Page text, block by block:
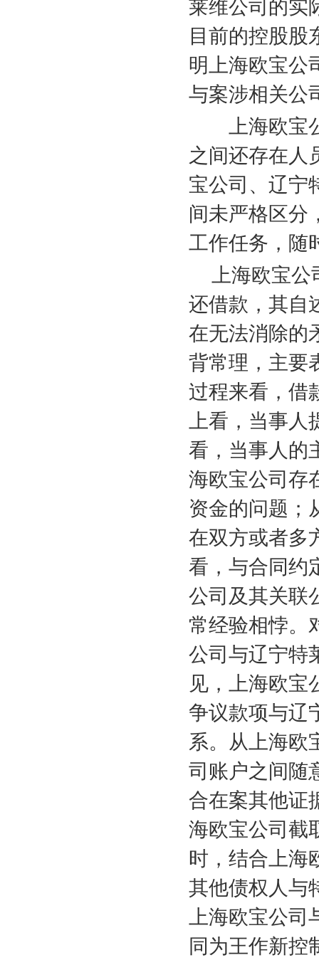
莱维公司的实
目前的控股股
明上海欧宝公
与案涉相关公
上海欧宝公
之间还存在人
宝公司、辽宁
间未严格区分
工作任务，随
上海欧宝
还借款，其自
在无法消除的
背常理，主要
过程来看，借
上看，当事
看，当事人的
海欧宝公司存
资金的问题；
在双方或者多
看，与合同约
公司及其关联
常经验相悖。
公司与辽宁特
见，上海欧宝
争议款项与辽
系。从上海欧
司账户之间随
合在案其他证
海欧宝公司截
时，结合上海
其他债权人与
上海欧宝公
同为王作新控